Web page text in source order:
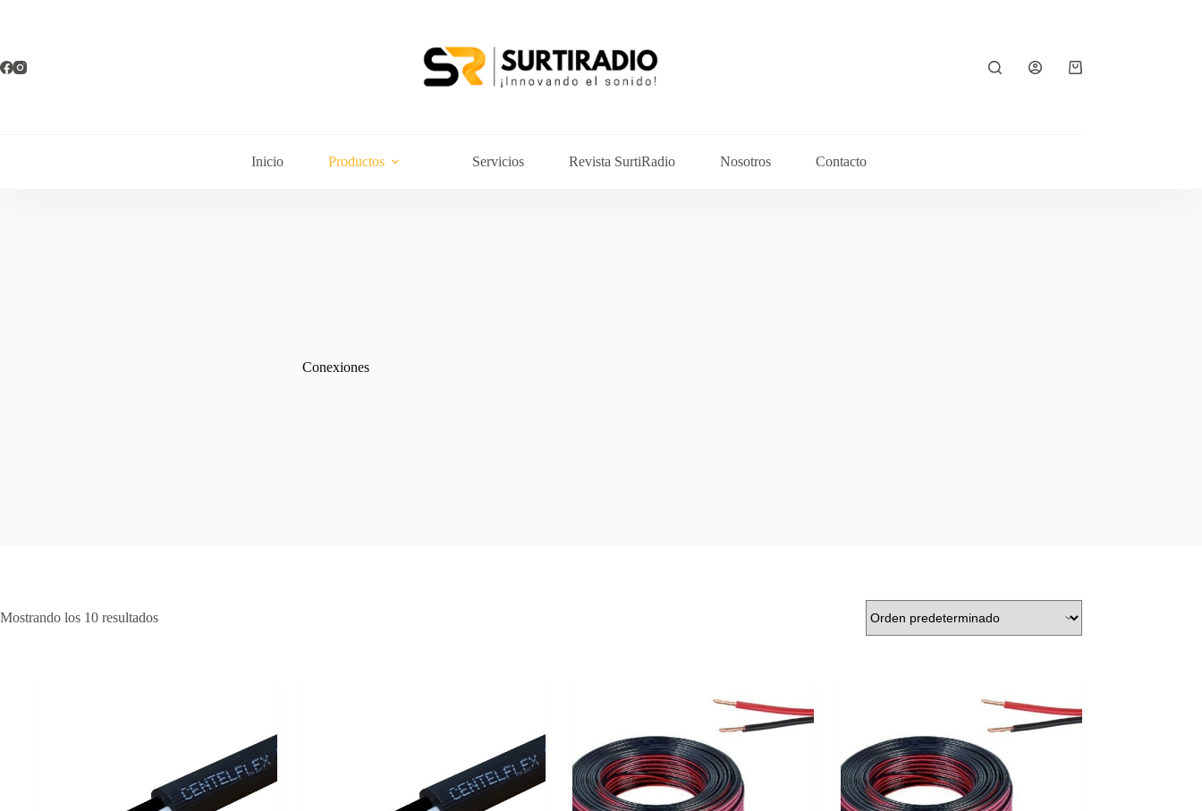
Inicio Productos Servicios Revista SurtiRadio Nosotros Contacto
Conexiones
Mostrando los 10 resultados